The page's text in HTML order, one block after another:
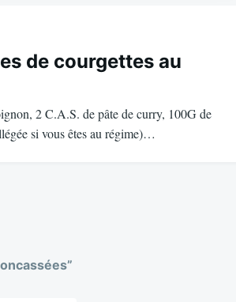
de courgettes au
2 C.A.S. de pâte de curry, 100G de
si vous êtes au régime)…
”